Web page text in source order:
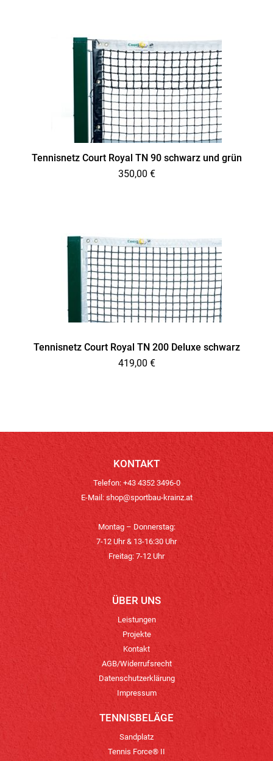
Tennisnetz Court Royal TN 90 schwarz und grün
350,00 €
Tennisnetz Court Royal TN 200 Deluxe schwarz
419,00 €
KONTAKT
Telefon: +43 4352 3496-0
E-Mail:shop@sportbau-krainz.at
Montag – Donnerstag:
7-12 Uhr & 13-16:30 Uhr
Freitag: 7-12 Uhr
ÜBER UNS
Leistungen
Projekte
Kontakt
AGB/Widerrufsrecht
Datenschutzerklärung
Impressum
TENNISBELÄGE
Sandplatz
Tennis Force® II